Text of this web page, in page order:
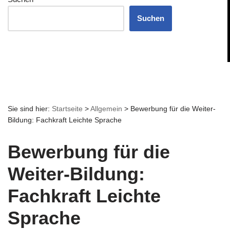
Suchen
Sie sind hier: Startseite >Allgemein > Bewerbung für die Weiter-
Bildung: Fachkraft Leichte Sprache
Bewerbung für die
Weiter-Bildung:
Fachkraft Leichte
Sprache